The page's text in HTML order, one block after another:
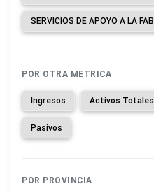
POR OTRA METRICA
Ingresos Activos Totales
Pasivos
POR PROVINCIA